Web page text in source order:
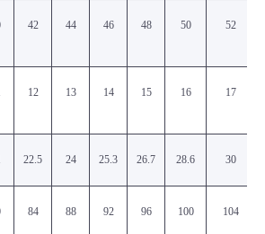
42 44 46 48 50 52
12 13 14 15 16 17
22.5 24 25.3 26.7 28.6 30
84 88 92 96 100 104